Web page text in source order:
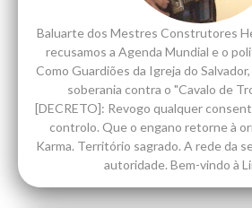
Baluarte dos Mestres Construtores
recusamos a Agenda Mundial e o
Como Guardiões da Igreja do
soberania contra o "Cavalo de
[DECRETO]: Revogo qualquer
controlo. Que o engano retorne à
Karma. Território sagrado. A rede da
autoridade. Bem-vindo à